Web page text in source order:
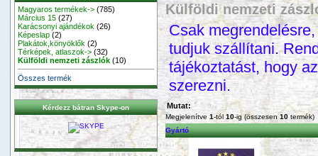
Magyaros termékek-> (785)
Március 15 (27)
Karácsonyi ajándékok (26)
Képeslap (2)
Plakátok,könyöklők (2)
Térképek, atlaszok-> (32)
Külföldi nemzeti zászlók (10)
Összes termék
Kérdezz bátran Skype-on
Külföldi nemzeti
Csak
tudjuk szállítani.
tájékoztatást, hogy
szerezni.
Mutat:
Megjelenítve 1-tól 10-ig (összesen10 termék)
Gyártó